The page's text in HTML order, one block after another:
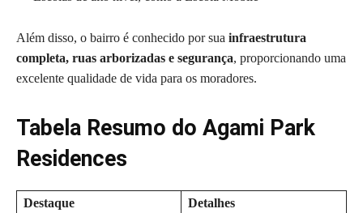
Além disso, o bairro é conhecido por sua infraestrutura
completa, ruas arborizadas e segurança, proporcionando uma
excelente qualidade de vida para os moradores.
Tabela Resumo do Agami Park
Residences
Destaque Detalhes